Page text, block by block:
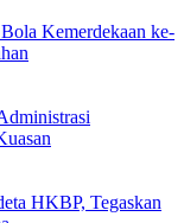
Kemerdekaan ke-
HKBP, Tegaskan